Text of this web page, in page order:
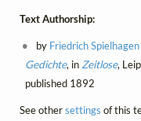
Text Authorship:
by Friedrich Spielhagen
Gedichte, in Zeitlose,
published 1892
See othersettings of this